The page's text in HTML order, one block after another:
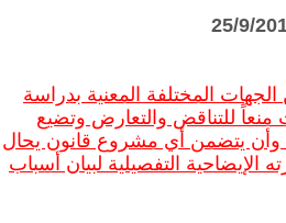
المختلفة المعنية بدراسة
منعاً للتناقض والتعارض وتضيع
وأن يتضمن أي مشروع قانون يحال
الإيضاحية التفصيلية لبيان أسباب